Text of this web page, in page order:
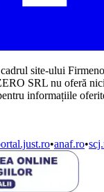
site-ului
SRL nu oferă
informațiile
•anaf.ro•